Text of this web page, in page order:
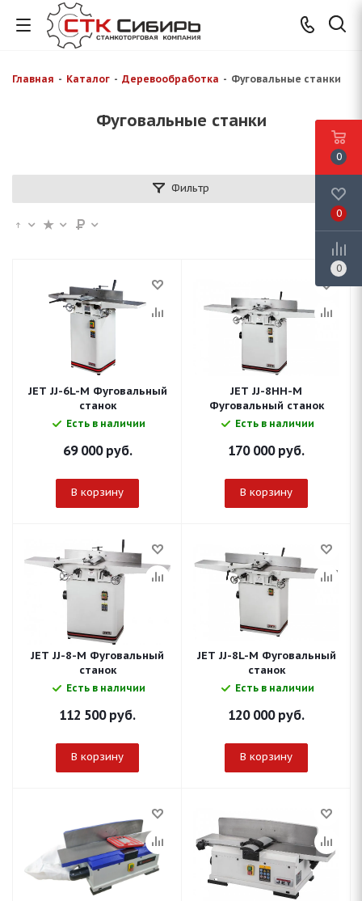
Главная - Каталог - Деревообработка - Фуговальные станки
Фуговальные станки
Фильтр
JET JJ-6L-M Фуговальный
станок
Есть в наличии
69 000руб.
В корзину
JET JJ-8HH-M
Фуговальный станок
Есть в наличии
170 000руб.
В корзину
JET JJ-8-M Фуговальный
станок
Есть в наличии
112 500руб.
В корзину
JET JJ-8L-M Фуговальный
станок
Есть в наличии
120 000руб.
В корзину
0
0
0